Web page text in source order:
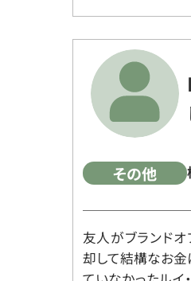
その他
友人がブランド
却して結構なお金